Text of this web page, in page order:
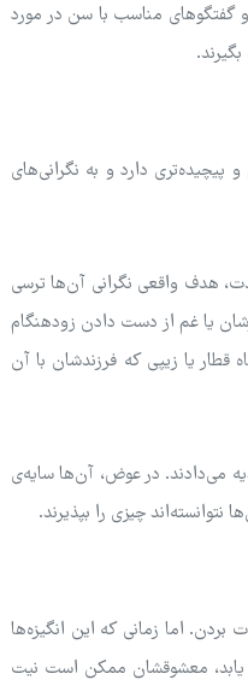
و گفتگوهای مناسب با سن در مورد
دارد و به نگرانی‌های
هدف واقعی نگرانی آن‌ها ترسی
یا غم از دست دادن زودهنگام
قطار یا زیپی که فرزندشان با آن
می‌دادند. در عوض، آن‌ها سایه‌ی
چیزی را بپذیرند.
اما زمانی که این انگیزه‌ها
یابد، معشوقشان ممکن است نیت